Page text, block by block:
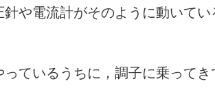
針や電流計がそのように動いて
っているうちに，調子に乗って